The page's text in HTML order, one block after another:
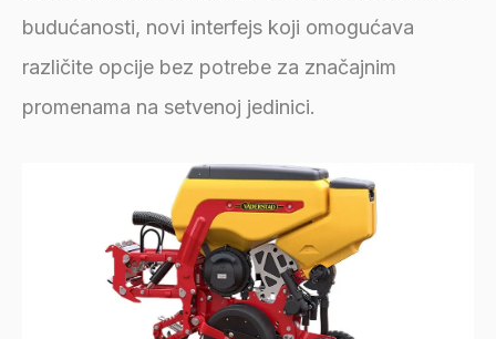
budućanosti, novi interfejs koji omogućava
različite opcije bez potrebe za značajnim
promenama na setvenoj jedinici.